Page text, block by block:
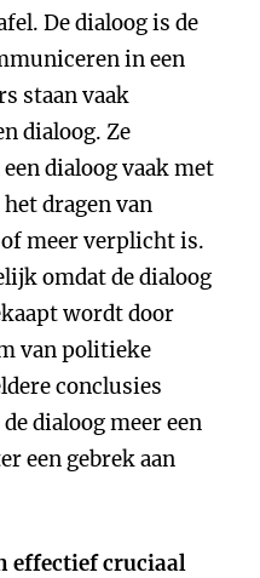
De dialoog is de
in een
staan vaak
dialoog. Ze
dialoog vaak met
dragen van
meer verplicht is.
omdat de dialoog
wordt door
van politieke
conclusies
dialoog meer een
een gebrek aan
effectief cruciaal